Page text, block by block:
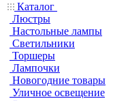
Каталог
Люстры
Настольные лампы
Светильники
Торшеры
Лампочки
Новогодние товары
Уличное освещение